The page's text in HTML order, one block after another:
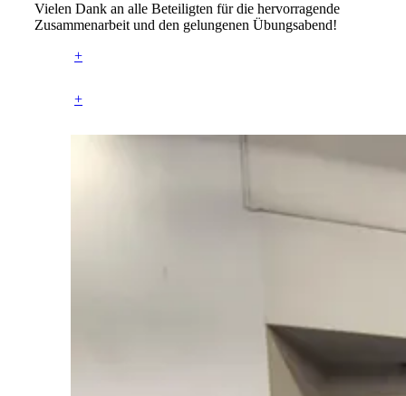
Vielen Dank an alle Beteiligten für die hervorragende
Zusammenarbeit und den gelungenen Übungsabend!
+
+